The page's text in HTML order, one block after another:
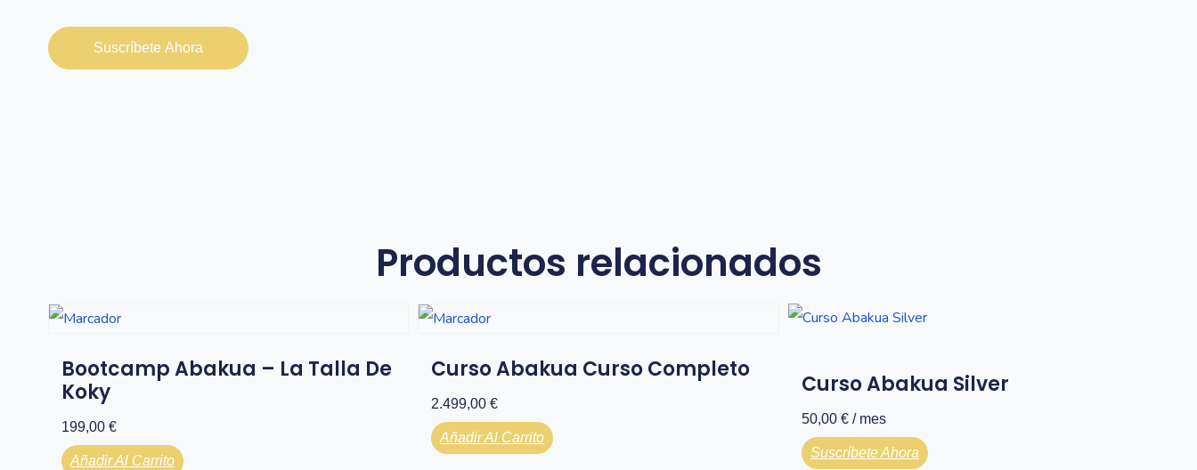
Suscríbete Ahora
Productos relacionados
Bootcamp Abakua – La Talla De
Koky
199,00 €
Añadir Al Carrito
Curso Abakua Curso Completo
2.499,00€
Añadir Al Carrito
Curso Abakua Silver
50,00 € / mes
Suscríbete Ahora